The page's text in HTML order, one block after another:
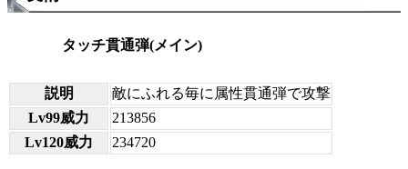
タッチ貫通弾(メイン)
説明
敵にふれる毎に属性貫通弾で攻撃
Lv99威力
213856
Lv120威力
234720